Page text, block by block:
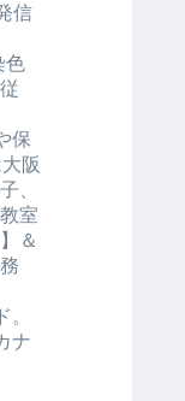
信
色
保
阪
、
室
＆
ナ